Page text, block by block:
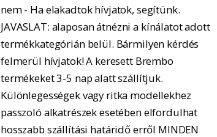
nem - Ha elakadtok hívjatok, segítünk.
JAVASLAT: alaposan átnézni a kínálatot adott
termékkategórián belül. Bármilyen kérdés
felmerül hívjatok! A keresett Brembo
termékeket 3-5 nap alatt szállítjuk.
Különlegességek vagy ritka modellekhez
passzoló alkatrészek esetében elfordulhat
hosszabb szállítási határidő erről MINDEN